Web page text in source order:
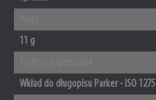
11 g
Wkład do długopisu Parker - ISO